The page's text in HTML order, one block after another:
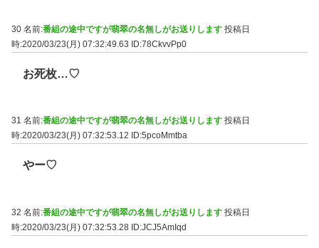
30 名前:番組の途中ですが翡翠の名無しがお送りします 投稿日
時:2020/03/23(月) 07:32:49.63 ID:78CkvvPp0
お死枚…♡
31 名前:番組の途中ですが翡翠の名無しがお送りします 投稿日
時:2020/03/23(月) 07:32:53.12
ID:5pcoMmtba
やー♡
32 名前:番組の途中ですが翡翠の名無しがお送りします 投稿日
時:2020/03/23(月) 07:32:53.28 ID:JCJ5AmIqd